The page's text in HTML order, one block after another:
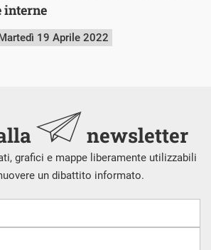
interne
19 Aprile 2022
newsletter
grafici e mappe liberamente utilizzabili
un dibattito informato.